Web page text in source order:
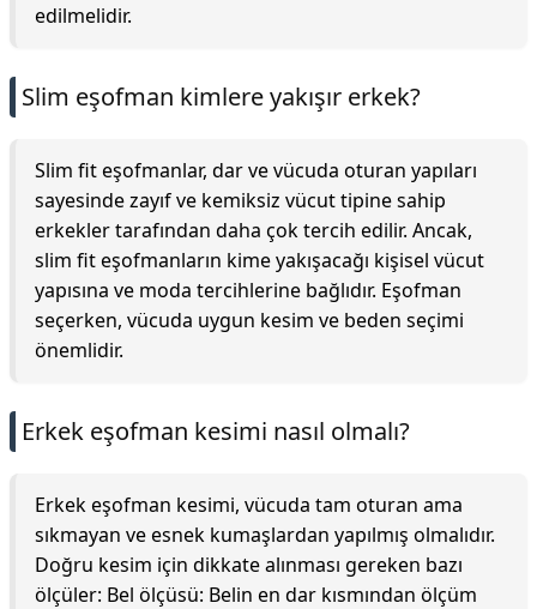
edilmelidir.
Slim eşofman kimlere yakışır erkek?
Slim fit eşofmanlar, dar ve vücuda oturan yapıları
sayesinde zayıf ve kemiksiz vücut tipine sahip
erkekler tarafından daha çok tercih edilir. Ancak,
slim fit eşofmanların kime yakışacağı kişisel vücut
yapısına ve moda tercihlerine bağlıdır. Eşofman
seçerken, vücuda uygun kesim ve beden seçimi
önemlidir.
Erkek eşofman kesimi nasıl olmalı?
Erkek eşofman kesimi, vücuda tam oturan ama
sıkmayan ve esnek kumaşlardan yapılmış olmalıdır.
Doğru kesim için dikkate alınması gereken bazı
ölçüler: Bel ölçüsü: Belin en dar kısmından ölçüm